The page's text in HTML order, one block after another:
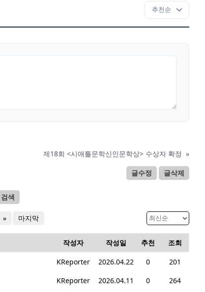
제18회 <시애틀문학신인문학상> 수상자 확정 »
글수정 글삭제
검색
» 마지막
작성자 작성일 추천 조회
KReporter 2026.04.22 0
201
KReporter 2026.04.11 0
264